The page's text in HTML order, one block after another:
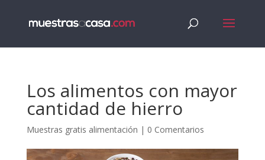
Los alimentos con mayor
cantidad de hierro
Muestras gratis alimentación | 0 Comentarios